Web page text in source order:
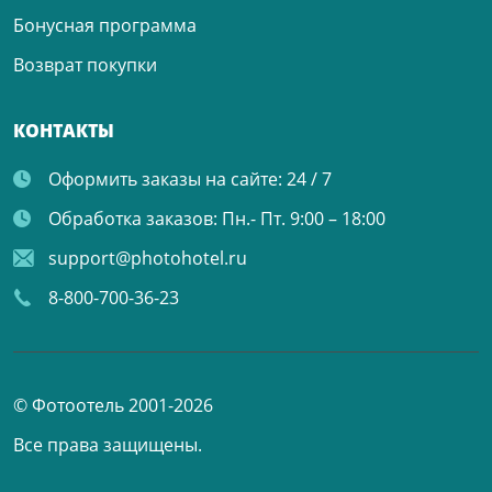
Бонусная программа
Возврат покупки
КОНТАКТЫ
Оформить заказы на сайте: 24 / 7
Обработка заказов: Пн.- Пт. 9:00 – 18:00
support@photohotel.ru
8-800-700-36-23
© Фотоотель 2001-2026
Все права защищены.